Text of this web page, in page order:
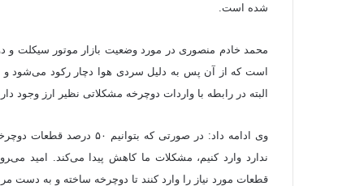
شده است.
محمد خادم منصوری در مورد وضعیت بازار موتور سیکلت و
است که از آن پس به دلیل سردی هوا دچار رکود می‌شود و
البته در رابطه با واردات دوچرخه مشکلاتی نظیر ارز وجود
ندارد وارد کنیم، مشکلات ما کاهش پیدا می‌کند. امید
قطعات مورد نیاز را وارد کنند تا دوچرخه ساخته و به دست